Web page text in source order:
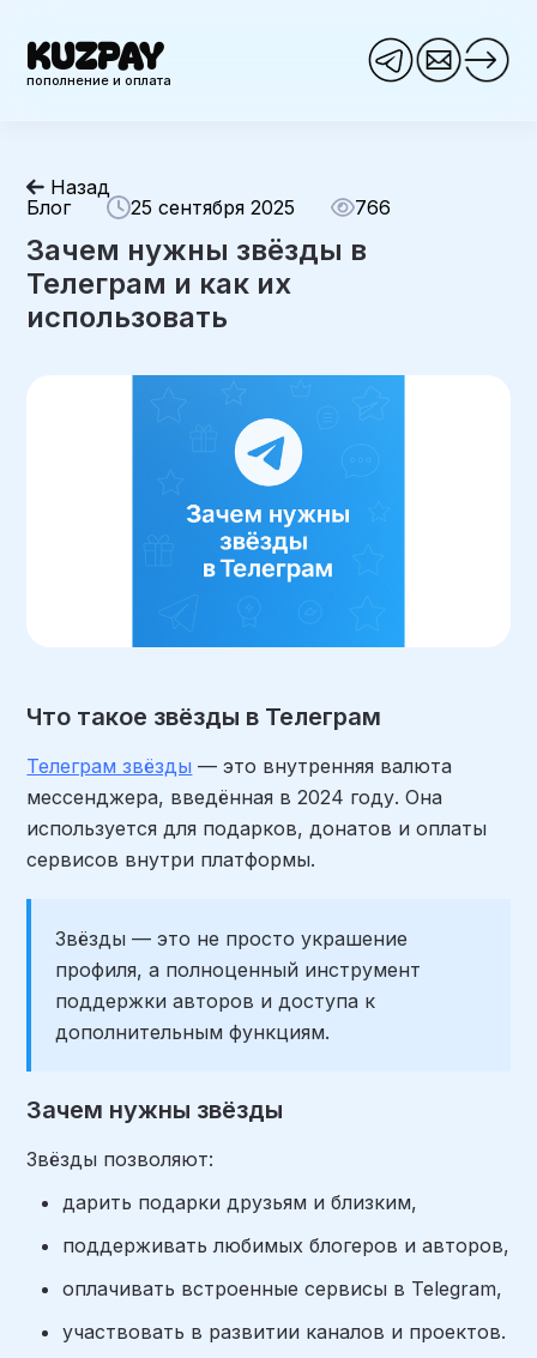
KUZPAY
пополнение и оплата
Назад
Блог
25 сентября 2025 766
Зачем нужны звёзды в
Телеграм и как их
использовать
Что такое звёзды в Телеграм
Телеграм звёзды — это внутренняя валюта
мессенджера, введённая в 2024 году. Она
используется для подарков, донатов и оплаты
сервисов внутри платформы.
Звёзды — это не просто украшение
профиля, а полноценный инструмент
поддержки авторов и доступа к
дополнительным функциям.
Зачем нужны звёзды
Звёзды позволяют:
дарить подарки друзьям и близким,
поддерживать любимых блогеров и авторов,
оплачивать встроенные сервисы в Telegram,
участвовать в развитии каналов и проектов.